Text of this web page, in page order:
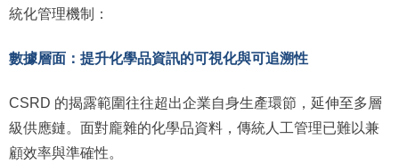
統化管理機制：
數據層面：提升化學品資訊的可視化與可追溯性
CSRD 的揭露範圍往往超出企業自身生產環節，延伸至多層
級供應鏈。面對龐雜的化學品資料，傳統人工管理已難以兼
顧效率與準確性。